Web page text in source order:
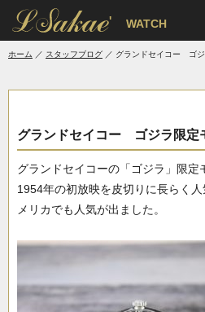
' WATCH
ホーム スタッフブログ グランドセイコー ゴ
グランドセイコー ゴジラ限定
グランドセイコーの「ゴジラ」限定
1954年の初放映を皮切りに長らく
メリカでも人気が出ました。